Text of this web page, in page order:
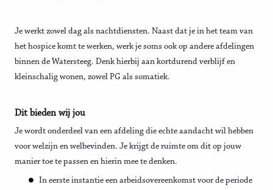
Je werkt zowel dag als nachtdiensten. Naast dat je in het team van
het hospice komt te werken, werk je soms ook op andere afdelingen
binnen de Watersteeg. Denk hierbij aan kortdurend verblijf en
kleinschalig wonen, zowel PG als somatiek.
Dit bieden wij jou
Je wordt onderdeel van een afdeling die echte aandacht wil hebben
voor welzijn en welbevinden. Je krijgt de ruimte om dit op jouw
manier toe te passen en hierin mee te denken.
In eerste instantie een arbeidsovereenkomst voor de periode